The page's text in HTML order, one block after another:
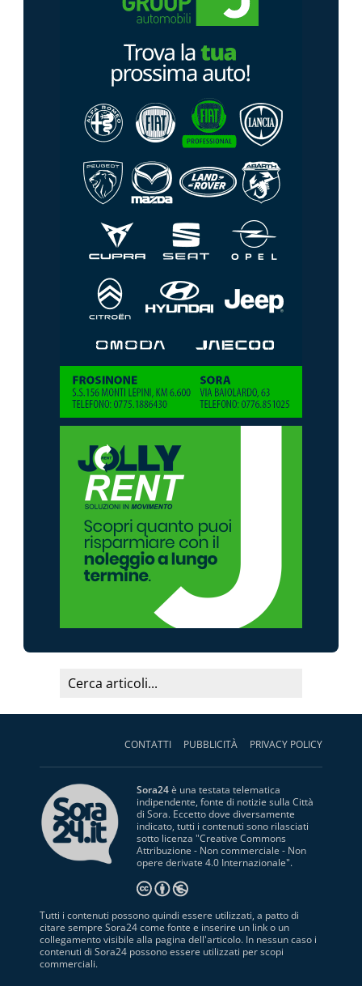
CONTATTI PUBBLICITÀ PRIVACY POLICY
Sora24è una testata telematica
indipendente, fonte di notizie sulla Città
di Sora. Eccetto dove diversamente
indicato, tutti i contenuti sono rilasciati
sotto licenza "Creative Commons
Attribuzione - Non commerciale - Non
opere derivate 4.0 Internazionale".
Tutti i contenuti possono quindi essere utilizzati, a patto di
citare sempre Sora24 come fonte e inserire un link o un
collegamento visibile alla pagina dell'articolo. In nessun caso i
contenuti di Sora24 possono essere utilizzati per scopi
commerciali.